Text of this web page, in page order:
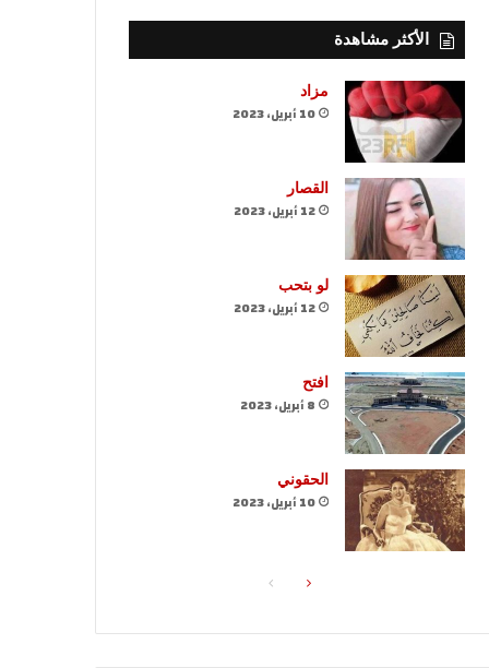
الأكثر مشاهدة
مزاد
10 أبريل، 2023
القصار
12 أبريل، 2023
لو بتحب
12 أبريل، 2023
افتح
8 أبريل، 2023
الحقوني
10 أبريل، 2023
الصفحةالصفحة